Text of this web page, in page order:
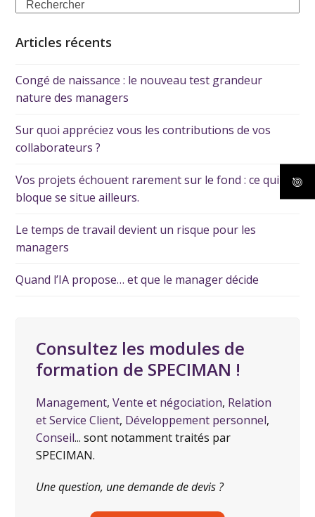
Articles récents
Congé de naissance : le nouveau test grandeur
nature des managers
Sur quoi appréciez vous les contributions de vos
collaborateurs ?
Vos projets échouent rarement sur le fond : ce qui les
bloque se situe ailleurs.
Le temps de travail devient un risque pour les
managers
Quand l’IA propose… et que le manager décide
Consultez les modules de
formation de SPECIMAN !
Management,Vente et négociation, Relation
et Service Client, Développement personnel,
Conseil... sont notamment traités par
SPECIMAN.
Une question, une demande de devis ?